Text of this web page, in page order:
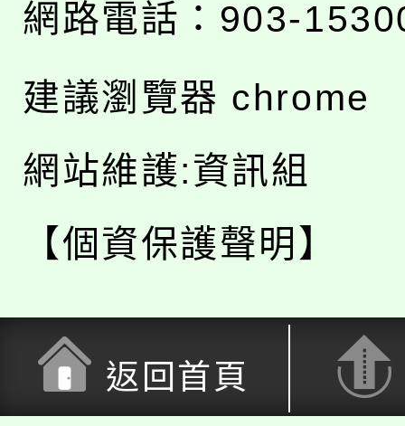
網路電話：903-
建議瀏覽器 chrome
網站維護:資訊組
【個資保護聲明】
返回首頁